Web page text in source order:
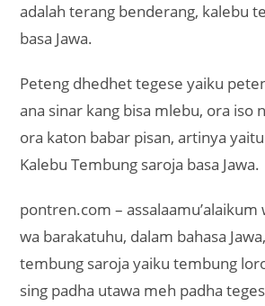
adalah terang benderang, kalebu
basa Jawa.
Peteng dhedhet tegese yaiku
ana sinar kang bisa mlebu, ora iso
ora katon babar pisan, artinya
Kalebu Tembung saroja basa Jawa.
pontren.com –
wa barakatuhu, dalam bahasa
tembung saroja yaiku tembung
sing padha utawa meh padha